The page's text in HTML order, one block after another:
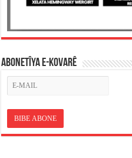
ABONETÎYA E-KOVARÊ